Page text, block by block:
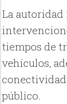
La autoridad
tiempos de
vehículos,
público.